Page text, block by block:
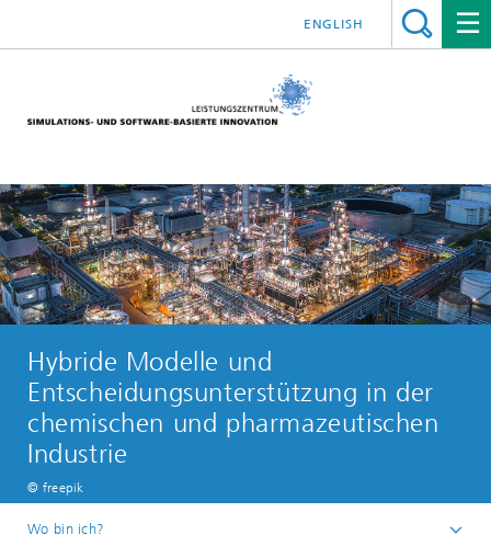
ENGLISH
Hybride Modelle und
Entscheidungsunterstützung in der
chemischen und pharmazeutischen
Industrie
© freepik
Wo bin ich?